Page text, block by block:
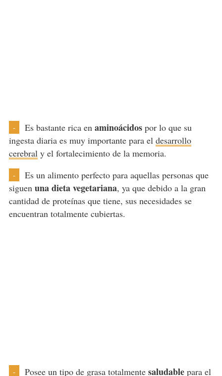
- Es bastante rica en aminoácidospor lo que su
ingesta diaria es muy importante para el desarrollo
cerebraly el fortalecimiento de la memoria.
-
Es un alimento perfecto para aquellas personas que
siguen una dieta vegetariana, ya que debido a la gran
cantidad de proteínas que tiene, sus necesidades se
encuentran totalmente cubiertas.
- Posee un tipo de grasa totalmente saludablepara el